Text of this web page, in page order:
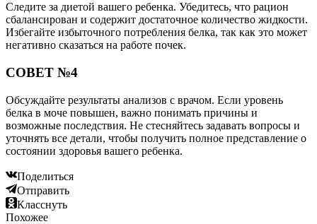
Следите за диетой вашего ребенка. Убедитесь, что рацион
сбалансирован и содержит достаточное количество жидкости.
Избегайте избыточного потребления белка, так как это может
негативно сказаться на работе почек.
СОВЕТ №4
Обсуждайте результаты анализов с врачом. Если уровень
белка в моче повышен, важно понимать причины и
возможные последствия. Не стесняйтесь задавать вопросы и
уточнять все детали, чтобы получить полное представление о
состоянии здоровья вашего ребенка.
Поделиться
Отправить
Класснуть
Похожее